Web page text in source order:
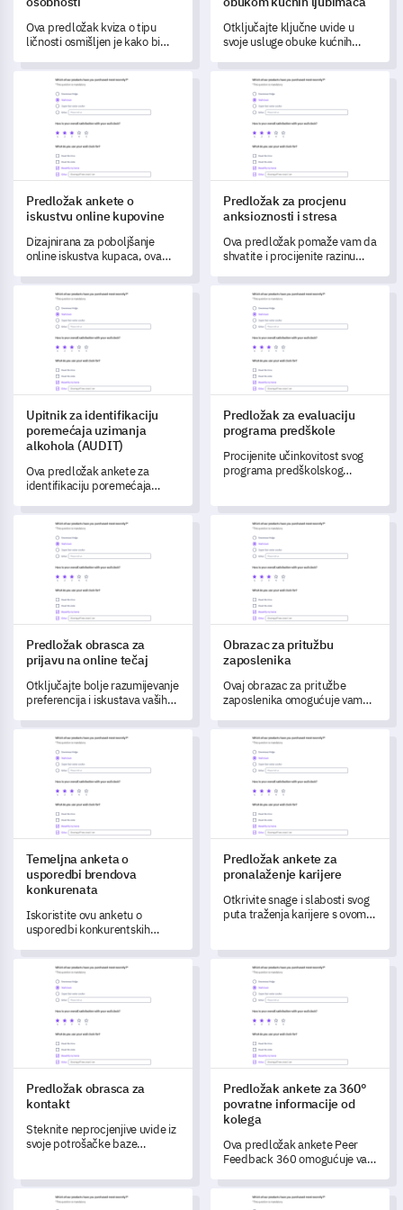
Ova predložak kviza o tipu
ličnosti osmišljen je kako bi
vaših jedinstvenih individualnih
karakteristika i obrazaca
ponašanja.
Otključajte ključne uvide u
svoje usluge obuke kućnih
sveobuhvatnom anketnom
predlošku.
Predložak ankete o iskustvu online kupovine
Predložak ankete o
iskustvu online kupovine
Dizajnirana za poboljšanje
online iskustva kupaca, ova
steknete uvid u kupovne
navike, funkcionalnost
platforme, zadovoljstvo
dostavom i iskustvo korisničke
podrške.
Predložak za procjenu
Predložak za procjenu
anksioznosti i stresa
Ova predložak pomaže vam da
shvatite i procijenite razinu
zaposlenicima, potičući
stvaranje poticajnog i
podržavajućeg radnog mjesta.
Upitnik za identifikaciju poremećaja uzimanja alkohola
Upitnik za identifikaciju
poremećaja uzimanja
alkohola (AUDIT)
Ova predložak ankete za
identifikaciju poremećaja
alkohola (AUDIT) omogućuje
vam procjenu obrazaca
konzumacije alkohola i
potencijalnih rizika među
različitim skupinama.
Predložak za evaluaciju
Predložak za evaluaciju
programa predškole
Procijenite učinkovitost svog
programa predškolskog
ovog sveobuhvatnog obrasca
ankete.
Predložak obrasca za prijavu na online tečaj
Predložak obrasca za
prijavu na online tečaj
Otključajte bolje razumijevanje
preferencija i iskustava vaših
Šablonom za prijavu na online
Obrazac za pritužbu
Obrazac za pritužbu
zaposlenika
Ovaj obrazac za pritužbe
zaposlenika omogućuje vam
vaše radno okruženje,
pomažući vam razumjeti i
riješiti različite pritužbe.
Temeljna anketa o usporedbi brendova konkurenata
Temeljna anketa o
usporedbi brendova
konkurenata
Iskoristite ovu anketu o
usporedbi konkurentskih
transformirali performanse
svoje marke u odnosu na
konkurenciju.
Predložak ankete za
Predložak ankete za
pronalaženje karijere
Otkrivite snage i slabosti svog
puta traženja karijere s ovom
Predložak obrasca za kontakt
Predložak obrasca za
kontakt
Steknite neprocjenjive uvide iz
svoje potrošačke baze
se fokusira na razumijevanje
preferencija kupaca, iskustava
Predložak ankete za 360°
Predložak ankete za 360°
povratne informacije od
kolega
Ova predložak ankete Peer
Feedback 360 omogućuje vam
suradničke dinamike vašeg
tima, liderske vještine,
Predložak za povratne informacije o politikama zaposlenika
Predložak za reviziju